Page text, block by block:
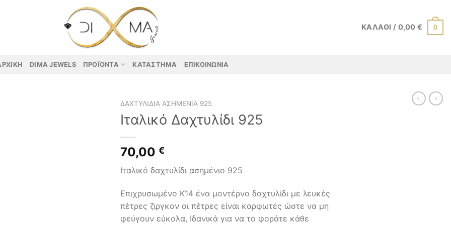
ΚΑΛΆΘΙ / 0,00€ 0
DIMA JEWELS ΠΡΟΪΌΝΤΑ ΚΑΤΆΣΤΗΜΑ ΕΠΙΚΟΙΝΩΝΊΑ
ΔΑΧΤΥΛΊΔΙΑ ΑΣΗΜΈΝΙΑ 925
Ιταλικό Δαχτυλίδι 925
70,00 €
Ιταλικό δαχτυλίδι ασημένιο 925
Επιχρυσωμένο Κ14 ένα μοντέρνο δαχτυλίδι με λευκές
πέτρες ζιργκον οι πέτρες είναι καρφωτές ώστε να μη
φεύγουν εύκολα, Ιδανικά για να το φοράτε κάθε